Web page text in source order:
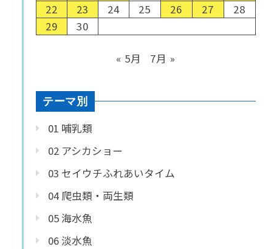
22
23 24 25 26 27
28
29
30
« 5月 7月 »
テーマ別
01 哺乳類
02 アシカショー
03 セイウチふれあいタイム
04 爬虫類・両生類
05 海水魚
06 淡水魚